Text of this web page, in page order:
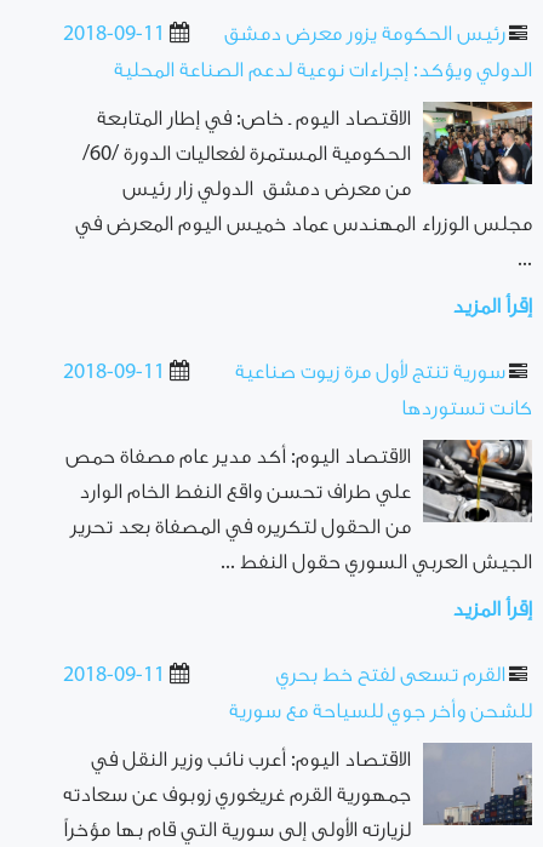
2018-09-11
رئيس الحكومة يزور معرض دمشق
الدولي ويؤكد: إجراءات نوعية لدعم الصناعة المحلية
الاقتصاد اليوم ـ خاص: في إطار المتابعة
الحكومية المستمرة لفعاليات الدورة /60/
من معرض دمشق الدولي زار رئيس
مجلس الوزراء المهندس عماد خميس اليوم المعرض في
...
إقرأ المزيد
2018-09-11
سورية تنتج لأول مرة زيوت صناعية
كانت تستوردها
الاقتصاد اليوم: أكد مدير عام مصفاة حمص
علي طراف تحسن واقع النفط الخام الوارد
من الحقول لتكريره في المصفاة بعد تحرير
الجيش العربي السوري حقول النفط ...
إقرأ المزيد
2018-09-11
القرم تسعى لفتح خط بحري
للشحن وأخر جوي للسياحة مع سورية
الاقتصاد اليوم: أعرب نائب وزير النقل في
جمهورية القرم غريغوري زوبوف عن سعادته
لزيارته الأولى إلى سورية التي قام بها مؤخراً